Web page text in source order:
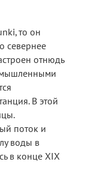
то он
севернее
отнюдь
В этой
поток и
воды в
в конце XIX